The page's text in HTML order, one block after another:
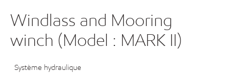
Windlass and Mooring
winch (Model : MARK II)
Système hydraulique